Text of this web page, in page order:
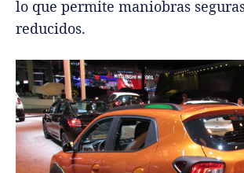
lo que permite maniobras
reducidos.